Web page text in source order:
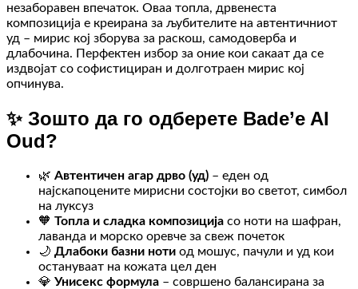
незаборавен впечаток. Оваа топла, дрвенеста
композиција е креирана за љубителите на автентичниот
уд – мирис кој зборува за раскош, самодоверба и
длабочина. Перфектен избор за оние кои сакаат да се
издвојат со софистициран и долготраен мирис кој
опчинува.
✨ Зошто да го одберете Bade’e Al
Oud?
🌿 Автентичен агар дрво (уд) – еден од
најскапоцените мирисни состојки во светот, симбол
на луксуз
🧡 Топла и сладка композиција со ноти на шафран,
лаванда и морско оревче за свеж почеток
🌙 Длабоки базни ноти од мошус, пачули и уд кои
остануваат на кожата цел ден
💎 Унисекс формула – совршено балансирана за